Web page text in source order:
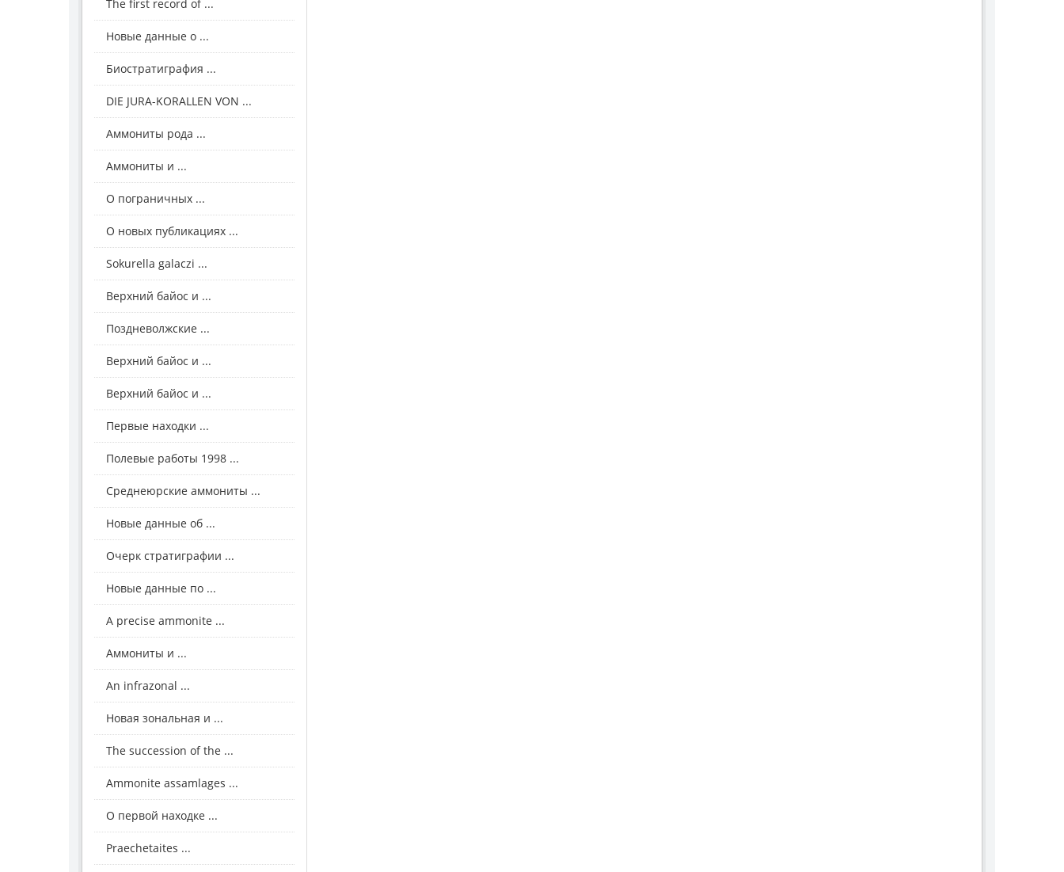
The first record of ...
Новые данные о ...
Биостратиграфия ...
DIE JURA-KORALLEN VON ...
Аммониты рода ...
Аммониты и ...
О пограничных ...
О новых публикациях ...
Sokurella galaczi ...
Верхний байос и ...
Поздневолжские ...
Верхний байос и ...
Верхний байос и ...
Первые находки ...
Полевые работы 1998 ...
Среднеюрские аммониты ...
Новые данные об ...
Очерк стратиграфии ...
Новые данные по ...
A precise ammonite ...
Аммониты и ...
An infrazonal ...
Новая зональная и ...
The succession of the ...
Ammonite assamlages ...
О первой находке ...
Praechetaites ...